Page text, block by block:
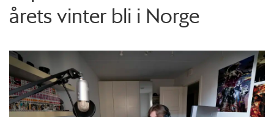
årets vinter bli i Norge